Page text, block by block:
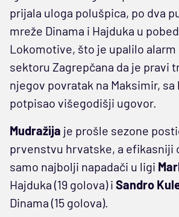
prijala uloga polušpica, po dva
mreže Dinama i Hajduka u
Lokomotive, što je upalilo
sektoru Zagrepčana da je pravi
njegov povratak na Maksimir, sa
potpisao višegodišji ugovor.
Mudražija je prošle sezone
prvenstvu hrvatske, a efikasniji
samo najbolji napadači u ligi
Hajduka (19 golova) i Sandro
Dinama (15 golova).